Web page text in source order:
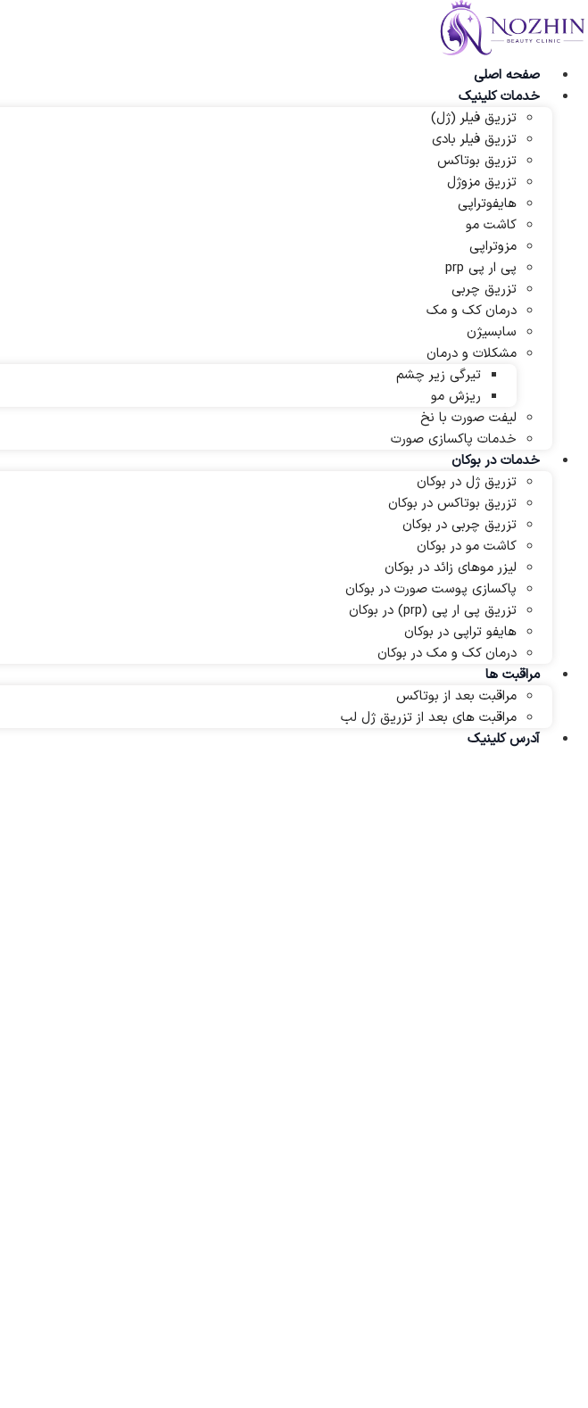
به
صفحه اصلی
خدمات کلینیک
تزریق فیلر (ژل)
تزریق فیلر بادی
تزریق بوتاکس
تزریق مزوژل
هایفوتراپی
کاشت مو
مزوتراپی
پی ار پی prp
تزریق چربی
درمان کک و مک
سابسیژن
مشکلات و درمان
تیرگی زیر چشم
ریزش مو
لیفت صورت با نخ
خدمات پاکسازی صورت
خدمات در بوکان
تزریق ژل در بوکان
تزریق بوتاکس در بوکان
تزریق چربی در بوکان
کاشت مو در بوکان
لیزر موهای زائد در بوکان
پاکسازی پوست صورت در بوکان
تزریق پی ار پی (prp) در بوکان
هایفو تراپی در بوکان
درمان کک و مک در بوکان
مراقبت ها
مراقبت بعد از بوتاکس
مراقبت های بعد از تزریق ژل لب
آدرس کلینیک